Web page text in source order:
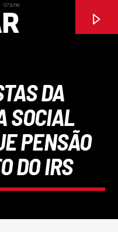
DA
SOCIAL
PENSÃO
DO IRS